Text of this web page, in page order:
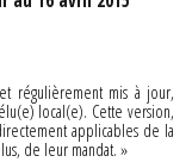
régulièrement mis à jour,
local(e). Cette version,
applicables de la
de leur mandat. »